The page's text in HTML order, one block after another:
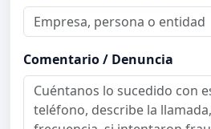
Comentario / Denuncia